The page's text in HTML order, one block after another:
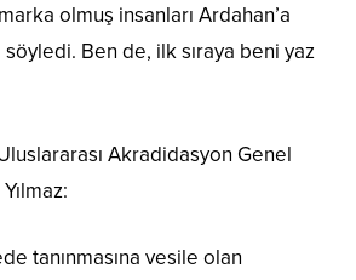
olmuş insanları Ardahan’a
Ben de, ilk sıraya beni yaz
Akradidasyon Genel
tanınmasına vesile olan